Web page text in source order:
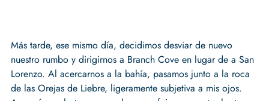
Más tarde, ese mismo día, decidimos desviar de nuevo
nuestro rumbo y dirigirnos a Branch Cove en lugar de a San
Lorenzo. Al acercarnos a la bahía, pasamos junto a la roca
de las Orejas de Liebre, ligeramente subjetiva a mis ojos.